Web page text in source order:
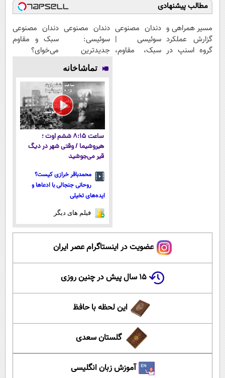
مطالب پیشنهادی
مسیر همراهی و
گزارش عملکرد
گروه اسنپ در
دندان مصنوعی
سوئیسی |
سبک، مقاوم،
دندان مصنوعی
سوئیسی:
جدیدترین
فناوری اروپا،
سبک و مقاوم |
پرداخت قسطی
دندان مصنوعی
سبک و مقاوم
می‌خوای؟
داریم!😍 | 📍
تهران
تماشاخانه
ساعت ۸:۱۵ ششم اوت ؛
هیروشیما / وقتی شهر در دیگ
قیر می‌جوشید
محمدباقر خرازی کیست؟
روحانی جنجالی با ادعاها و
ایده‌های تخیلی
فیلم های دیگر
عضویت در اینستاگرام عصر ایران
۱۵ سال پیش در چنین روزی
این لحظه با حافظ
گلستان سعدی
آموزش زبان انگلیسی